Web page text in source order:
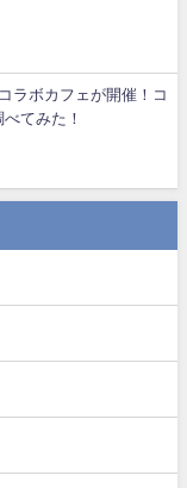
ラボカフェが開催！コ
てみた！